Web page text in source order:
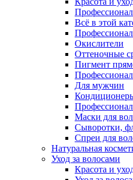
Всё в этой
Окислители
Оттеночные
Пигмент
Для мужчин
Маски для
Сыворотки,
Спреи для
Натуральная
Уход за волосами
Красота и